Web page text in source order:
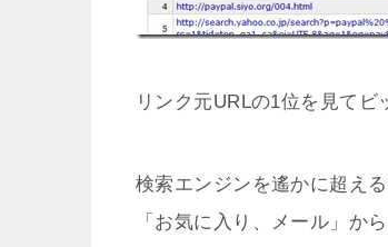
リンク元URLの1位を見てビ
検索エンジンを遙かに超える
「お気に入り、メール」か